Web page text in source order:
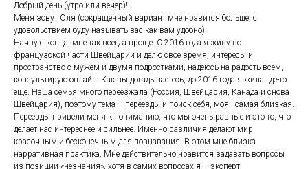
Добрый день (утро или вечер)!
Меня зовут Оля (сокращенный вариант мне нравится больше, с
удовольствием буду называть вас как вам удобно).
Начну с конца, мне так всегда проще. С 2016 года я живу во
французской части Швейцарии и делю свое время, интересы и
пространство с мужем и двумя подростками, надеюсь на радость всем,
консультирую онлайн. Как вы догадываетесь, до 2016 года я жила где-то
еще. Наша семья много переезжала (Россия, Швейцария, Канада и снова
Швейцария), поэтому тема – переезды и поиск себя, моя - самая близкая.
Переезды привели меня к пониманию, что мы очень разные и это то, что
делает нас интереснее и сильнее. Именно различия делают мир
красочным и бесконечным для познавания. В этом мне близка
нарративная практика. Мне действительно нравится задавать вопросы
из позиции «незнания», хотя в самих вопросах я – эксперт.